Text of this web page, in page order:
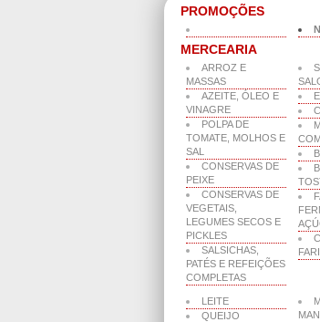
PROMOÇÕES
MERCEARIA
ARROZ E
MASSAS
AZEITE, ÓLEO E
VINAGRE
POLPA DE
TOMATE, MOLHOS E
SAL
CONSERVAS DE
PEIXE
CONSERVAS DE
VEGETAIS,
LEGUMES SECOS E
PICKLES
SALSICHAS,
PATÉS E REFEIÇÕES
COMPLETAS
LEITE
QUEIJO